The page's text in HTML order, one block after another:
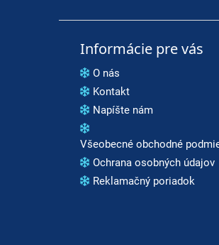
Informácie pre vás
O nás
Kontakt
Napíšte nám
Všeobecné obchodné
Ochrana osobných údajov
Reklamačný poriadok